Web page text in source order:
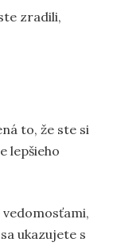
zradili,
to, že ste si
lepšieho
ukazujete s